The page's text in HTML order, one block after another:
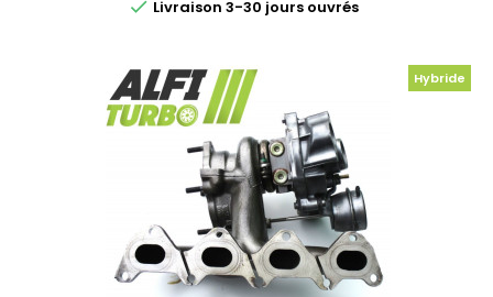
 Livraison 3-30 jours ouvrés
Hybride